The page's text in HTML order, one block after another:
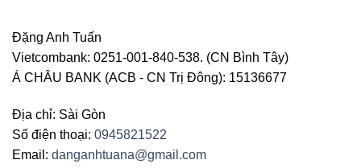
Đặng Anh Tuấn
Vietcombank: 0251-001-840-538. (CN Bình Tây)
Á CHÂU BANK (ACB - CN Trị Đông): 15136677
Địa chỉ: Sài Gòn
Số điện thoại: 0945821522
Email: danganhtuana@gmail.com